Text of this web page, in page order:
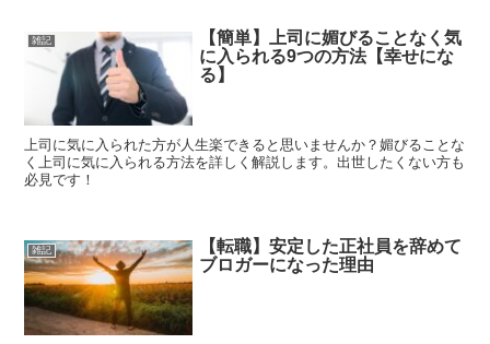
雑記
【簡単】上司に媚びることなく気
に入られる9つの方法【幸せにな
る】
上司に気に入られた方が人生楽できると思いませんか？媚びることな
く上司に気に入られる方法を詳しく解説します。出世したくない方も
必見です！
雑記
【転職】安定した正社員を辞めて
ブロガーになった理由